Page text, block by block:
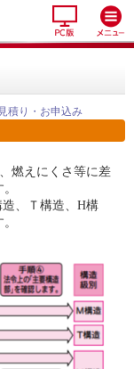
積り・お申込み
燃えにくさ等に差
、Ｔ構造、H構